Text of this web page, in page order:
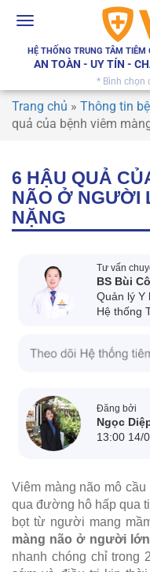
Toggle
HỆ THỐNG TRUNG TÂM TIÊM
AN TOÀN - UY TÍN -
* Bình chọn
Trang chủ » Thông tin
quả của bệnh viêm
6 HẬU QUẢ
NÃO Ở NGƯỜI
NẶNG
Tư vấn
BS Bùi
Quản lý Y
Hệ thống
Đăng bởi
Ngọc
13:00 14/
Viêm màng não mô
qua đường hô hấp qua
bọt từ người mang
màng não ở người lớn
nhanh chóng chỉ trong